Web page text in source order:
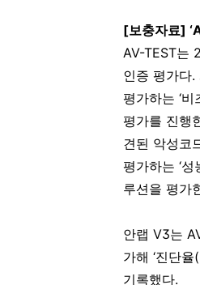
[보충자료] ‘
AV-TEST는
인증 평가다.
평가하는 ‘비
평가를 진행
견된 악성코
평가하는 ‘성
루션을 평가
안랩 V3는
가해 ‘진단율
기록했다.